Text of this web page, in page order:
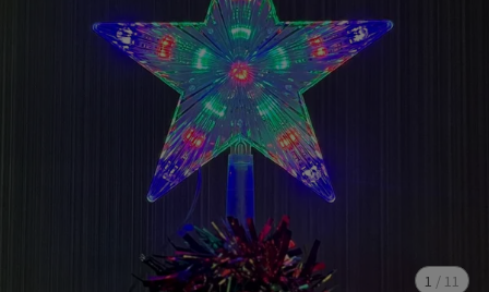
1 / 11